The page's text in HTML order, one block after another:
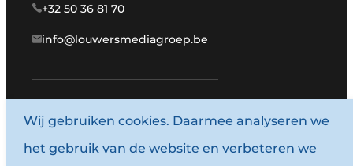
+32 50 36 81 70
info@louwersmediagroep.be
www.louwersmediagroep.com
© 1987 - 2026 Louwersmediagroep.
Wij gebruiken cookies. Daarmee analyseren we
het gebruik van de website en verbeteren we